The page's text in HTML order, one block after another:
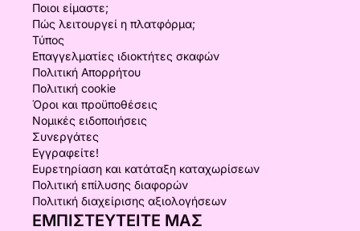
Ποιοι είμαστε;
Πώς λειτουργεί η πλατφόρμα;
Τύπος
Επαγγελματίες ιδιοκτήτες σκαφών
Πολιτική Απορρήτου
Πολιτική cookie
Όροι και προϋποθέσεις
Νομικές ειδοποιήσεις
Συνεργάτες
Εγγραφείτε!
Ευρετηρίαση και κατάταξη καταχωρίσεων
Πολιτική επίλυσης διαφορών
Πολιτική διαχείρισης αξιολογήσεων
ΕΜΠΙΣΤΕΥΤΕΊΤΕ ΜΑΣ